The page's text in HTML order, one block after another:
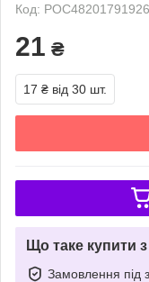
Код:
21 ₴
17 ₴ від 30 шт.
Що таке купити
Замовлення під